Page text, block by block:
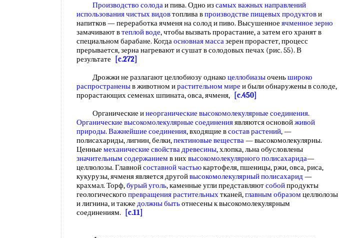
Производство солодаи пива. Одно изсамых важныхнаправлений
использованиячистых видовтоплива впроизводстве пищевых продуктови
напитков — переработка ячменя на солод и пиво. Высушенное ячменное зерно
замачивают втеплой воде, чтобы вызвать прорастание, а затем его хранят в
специальном барабане. Когдаосновная массазерен прорастет, процесс
прерывается, зерна нагревают и сушат в солодовых печах (рис. 55). В
результате
[c.272]
Дрожжи не разлагают целлобиозу однако целлобиазыоченьшироко
распространеныв животном ирастительном мире и были обнаружены в солоде,
прорастающих семенах шпината, овса, ячменя,
[c.450]
Органические инеорганические высокомолекулярные соединения.
Органические высокомолекулярные соединенияявляются основойживой
природы.Важнейшие соединения, входящие всостав растений, —
полисахариды, лигнин, белки,пектиновые вещества— высокомолекулярны.
Ценные механические свойства древесины, хлопка, льна обусловлены
значительным содержанием в нихвысокомолекулярного полисахарида—
целлюлозы. Главнойсоставной частьюкартофеля, пшеницы, ржи, овса, риса,
кукурузы, ячменя является другойвысокомолекулярный полисахарид—
крахмал. Торф,бурый уголь, каменные угли представляютсобойпродукты
геологического превращения растительныхтканей,главным образом целлюлозы
и лигнина, и также должны бытьотнесены к высокомолекулярным
соединениям.
[c.11]